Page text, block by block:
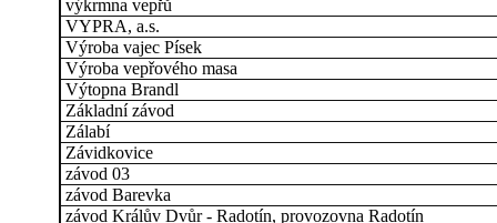
výkrmna vepřů
VYPRA, a.s.
Výroba vajec Písek
Výroba vepřového masa
Výtopna Brandl
Základní závod
Zálabí
Závidkovice
závod 03
závod Barevka
závod Králův Dvůr - Radotín, provozovna Radotín